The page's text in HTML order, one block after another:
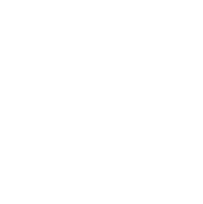
Zeugnis über die erfolgreiche
die Gebühren für die